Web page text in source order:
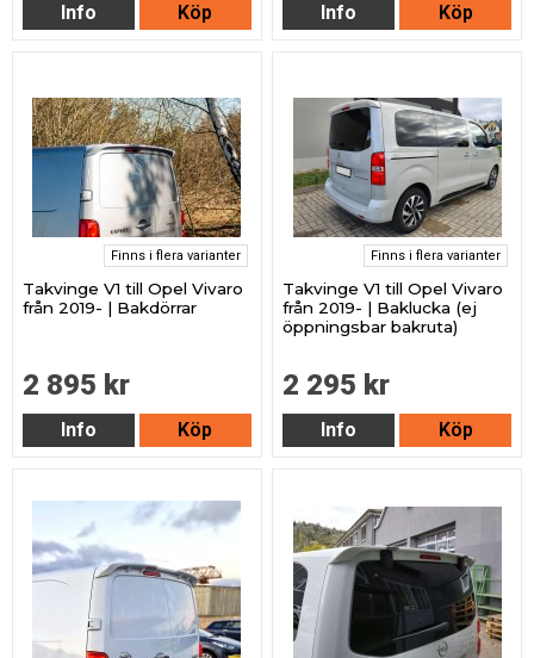
Info Köp
Info
Köp
Finns i flera varianter
Takvinge V1 till Opel Vivaro
från 2019- | Bakdörrar
2 895 kr
Info Köp
Finns i flera varianter
Takvinge V1 till Opel Vivaro
från 2019- | Baklucka (ej
öppningsbar bakruta)
2 295 kr
Info Köp